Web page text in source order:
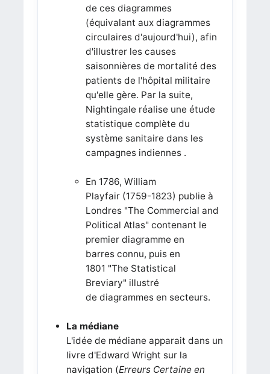
de ces diagrammes
(équivalant aux diagrammes
circulaires d'aujourd'hui), afin
d'illustrer les causes
saisonnières de mortalité des
patients de l'hôpital militaire
qu'elle gère. Par la suite,
Nightingale réalise une étude
statistique complète du
système sanitaire dans les
campagnes indiennes .
En 1786, William
Playfair (1759-1823) publie à
Londres "The Commercial and
Political Atlas" contenant le
premier diagramme en
barres connu, puis en
1801 "The Statistical
Breviary" illustré
de diagrammes en secteurs.
La médiane
L'idée de médiane apparait dans un
livre d'Edward Wright sur ​​la
navigation (Erreurs Certaine en